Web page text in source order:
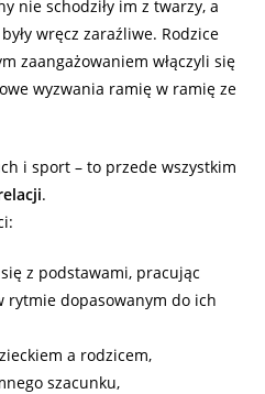
nie schodziły im z twarzy, a
wręcz zaraźliwe. Rodzice
zaangażowaniem włączyli się
wyzwania ramię w ramię ze
i sport – to przede wszystkim
.
z podstawami, pracując
rytmie dopasowanym do ich
a rodzicem,
szacunku,